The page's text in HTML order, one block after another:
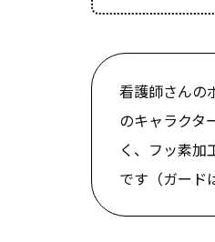
看護師さんの
のキャラクタ
く、フッ素加
です（ガード